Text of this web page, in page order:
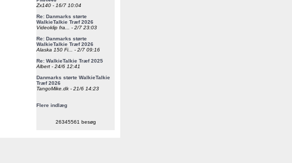
Zx140 - 16/7 10:04
Re: Danmarks størte
WalkieTalkie Træf 2026
Videoklip fra... - 2/7 23:03
Re: Danmarks størte
WalkieTalkie Træf 2026
Alaska 150 Fi... - 2/7 09:16
Re: WalkieTalkie Træf 2025
Albert - 24/6 12:41
Danmarks størte WalkieTalkie
Træf 2026
TangoMike.dk - 21/6 14:23
Flere indlæg
26345561 besøg